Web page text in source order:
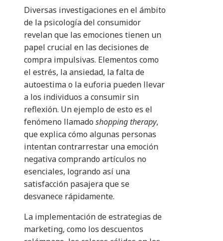
Diversas investigaciones en el ámbito
de la psicología del consumidor
revelan que las emociones tienen un
papel crucial en las decisiones de
compra impulsivas. Elementos como
el estrés, la ansiedad, la falta de
autoestima o la euforia pueden llevar
a los individuos a consumir sin
reflexión. Un ejemplo de esto es el
fenómeno llamado shopping therapy,
que explica cómo algunas personas
intentan contrarrestar una emoción
negativa comprando artículos no
esenciales, logrando así una
satisfacción pasajera que se
desvanece rápidamente.
La implementación de estrategias de
marketing, como los descuentos